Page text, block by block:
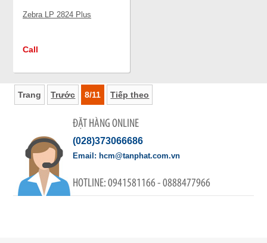
Zebra LP 2824 Plus
Call
Trang Trước 8/11 Tiếp theo
ĐẶT HÀNG ONLINE
(028)373066686
0941581166 - 0888477966
hcm@tanphat.com.vn